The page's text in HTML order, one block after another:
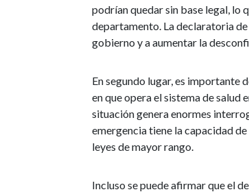
podrían quedar sin base legal, lo
departamento. La declaratoria
gobierno y a aumentar la
En segundo lugar, es importante
en que opera el sistema de salud
situación genera enormes
emergencia tiene la capacidad
leyes de mayor rango.
Incluso se puede afirmar que el